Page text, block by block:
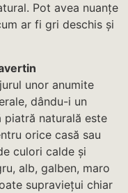
Pot avea nuanțe
ar fi gri deschis și
unor anumite
dându-i un
naturală este
orice casă sau
culori calde și
alb, galben, maro
supraviețui chiar